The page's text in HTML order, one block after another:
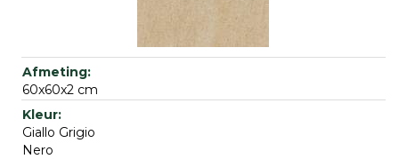
60x60x2 cm
Giallo Grigio
Nero